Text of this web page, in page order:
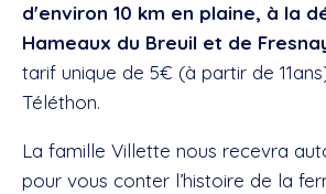
d'environ 10 km en plaine, à la
Hameaux du Breuil et de
tarif unique de 5€ (à partir de
Téléthon.
La famille Villette nous recevra
pour vous conter l’histoire de la